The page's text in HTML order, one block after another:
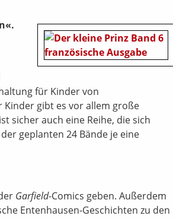
für Kinder von
Kinder gibt es vor allem große
sicher auch eine Reihe, die sich
geplanten 24 Bände je eine
Garfield-Comics geben. Außerdem
Entenhausen-Geschichten zu den